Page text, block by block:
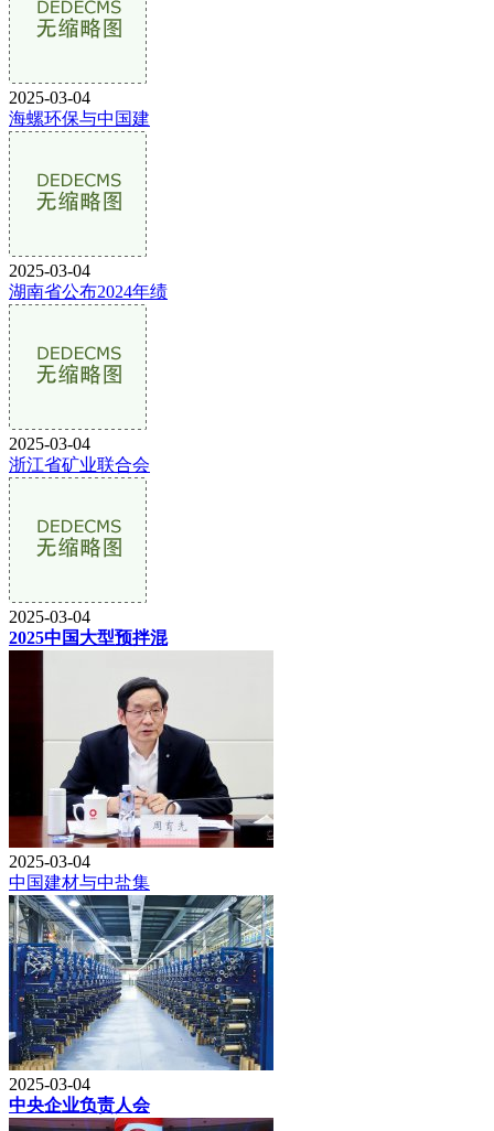
2025-03-04
海螺环保与中国建
2025-03-04
湖南省公布2024年绩
2025-03-04
浙江省矿业联合会
2025-03-04
2025中国大型预拌混
2025-03-04
中国建材与中盐集
2025-03-04
中央企业负责人会